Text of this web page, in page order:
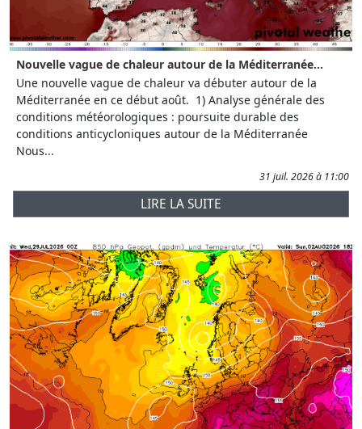
Nouvelle vague de chaleur autour de la Méditerranée...
Une nouvelle vague de chaleur va débuter autour de la
Méditerranée en ce début août. 1) Analyse générale des
conditions météorologiques : poursuite durable des
conditions anticycloniques autour de la Méditerranée
Nous...
31 juil. 2026 à 11:00
LIRE LA SUITE